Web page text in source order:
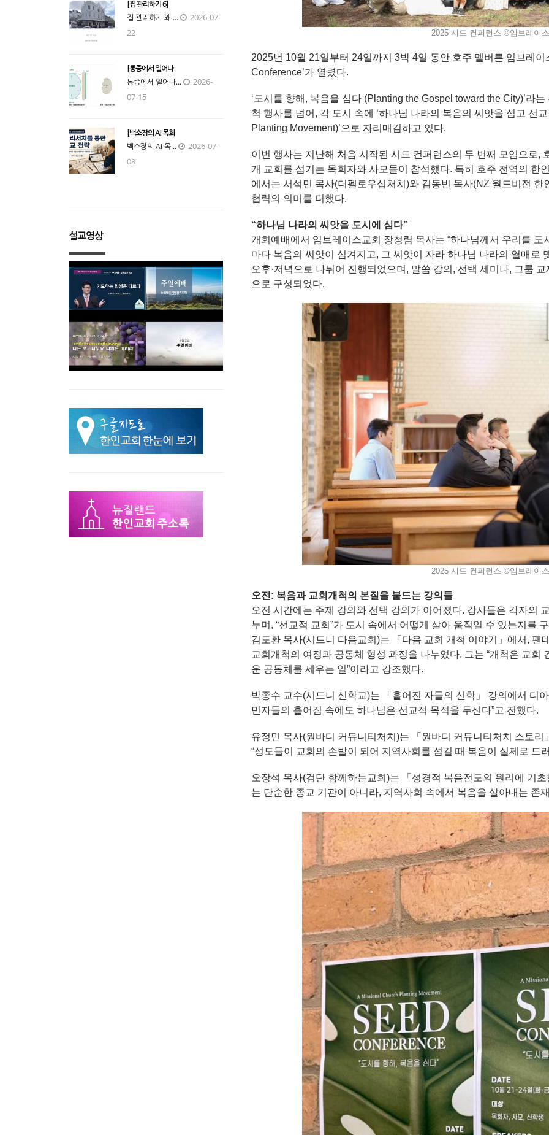
2025 시드 컨퍼런스 ©임브레이
2025년 10월 21일부터 24일까지 3박 4일 동안 호주 멜버른 임브레
Conference’가 열렸다.
‘도시를 향해, 복음을 심다 (Planting the Gospel toward the City)’라
척 행사를 넘어, 각 도시 속에 ‘하나님 나라의 복음의 씨앗을 심고 선
Planting Movement)’으로 자리매김하고 있다.
이번 행사는 지난해 처음 시작된 시드 컨퍼런스의 두 번째 모임으로,
개 교회를 섬기는 목회자와 사모들이 참석했다. 특히 호주 전역의 한
에서는 서석민 목사(더펠로우십처치)와 김동빈 목사(NZ 월드비전
협력의 의미를 더했다.
“하나님 나라의 씨앗을 도시에 심다”
개회예배에서 임브레이스교회 장청렴 목사는 “하나님께서 우리를 도
마다 복음의 씨앗이 심겨지고, 그 씨앗이 자라 하나님 나라의 열매로
오후·저녁으로 나뉘어 진행되었으며, 말씀 강의, 선택 세미나, 그룹
으로 구성되었다.
2025 시드 컨퍼런스 ©임브레이
오전: 복음과 교회개척의 본질을 붙드는 강의들
오전 시간에는 주제 강의와 선택 강의가 이어졌다. 강사들은 각자의
누며, “선교적 교회”가 도시 속에서 어떻게 살아 움직일 수 있는지를
김도환 목사(시드니 다음교회)는 「다음 교회 개척 이야기」에서, 팬
교회개척의 여정과 공동체 형성 과정을 나누었다. 그는 “개척은 교회
운 공동체를 세우는 일”이라고 강조했다.
박종수 교수(시드니 신학교)는 「흩어진 자들의 신학」 강의에서 디
민자들의 흩어짐 속에도 하나님은 선교적 목적을 두신다”고 전했다.
유정민 목사(원바디 커뮤니티처치)는 「원바디 커뮤니티처치 스토
“성도들이 교회의 손발이 되어 지역사회를 섬길 때 복음이 실제로 드
오장석 목사(검단 함께하는교회)는 「성경적 복음전도의 원리에 기
는 단순한 종교 기관이 아니라, 지역사회 속에서 복음을 살아내는 존
[집 관리하기 6]
집 관리하기 왜 ...
2026-07-
22
[통증에서 일어나
통증에서 일어나...
2026-
07-15
[백소장의 AI 목회
백소장의 AI 목...
2026-07-
08
설교영상